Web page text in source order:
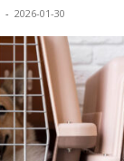
- 2026-01-30